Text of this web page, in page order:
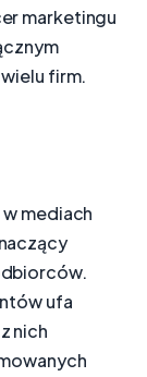
marketingu
firm.
mediach
ufa
nich